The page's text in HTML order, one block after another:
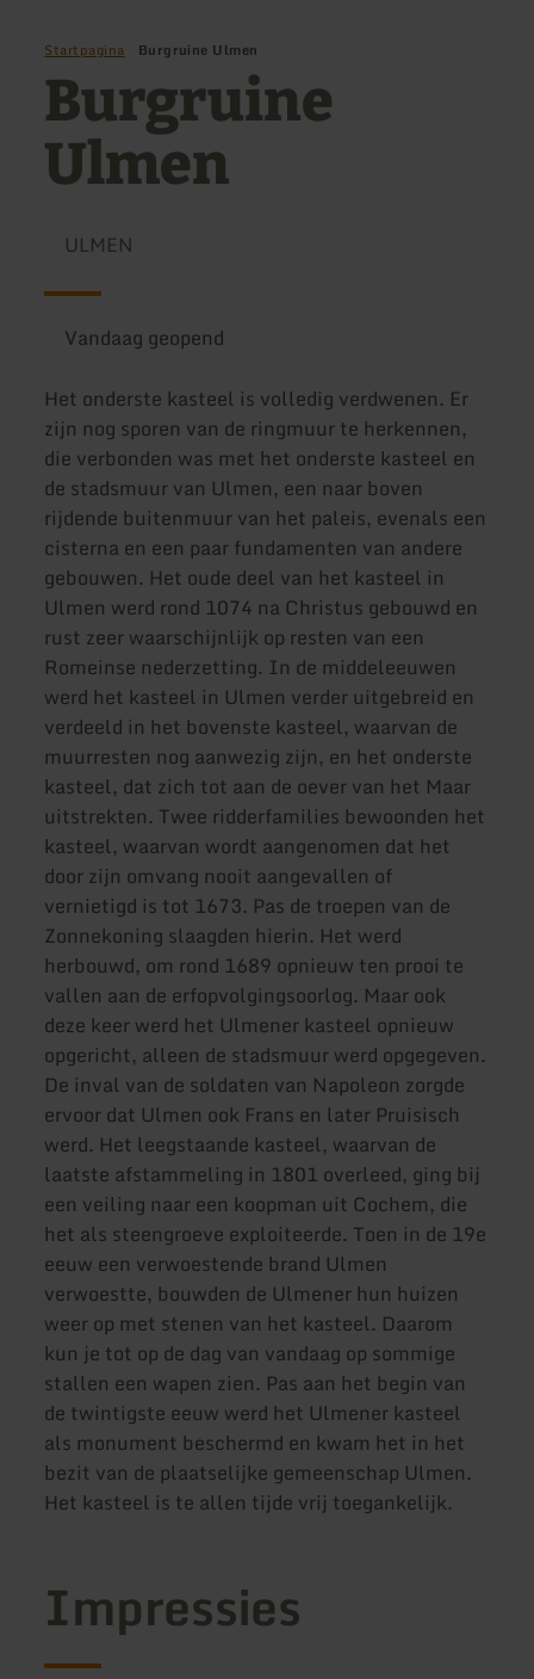
Startpagina Burgruine Ulmen
Burgruine
Ulmen
ULMEN
Vandaag geopend
Het onderste kasteel is volledig verdwenen. Er
zijn nog sporen van de ringmuur te herkennen,
die verbonden was met het onderste kasteel en
de stadsmuur van Ulmen, een naar boven
rijdende buitenmuur van het paleis, evenals een
cisterna en een paar fundamenten van andere
gebouwen. Het oude deel van het kasteel in
Ulmen werd rond 1074 na Christus gebouwd en
rust zeer waarschijnlijk op resten van een
Romeinse nederzetting. In de middeleeuwen
werd het kasteel in Ulmen verder uitgebreid en
verdeeld in het bovenste kasteel, waarvan de
muurresten nog aanwezig zijn, en het onderste
kasteel, dat zich tot aan de oever van het Maar
uitstrekten. Twee ridderfamilies bewoonden het
kasteel, waarvan wordt aangenomen dat het
door zijn omvang nooit aangevallen of
vernietigd is tot 1673. Pas de troepen van de
Zonnekoning slaagden hierin. Het werd
herbouwd, om rond 1689 opnieuw ten prooi te
vallen aan de erfopvolgingsoorlog. Maar ook
deze keer werd het Ulmener kasteel opnieuw
opgericht, alleen de stadsmuur werd opgegeven.
De inval van de soldaten van Napoleon zorgde
ervoor dat Ulmen ook Frans en later Pruisisch
werd. Het leegstaande kasteel, waarvan de
laatste afstammeling in 1801 overleed, ging bij
een veiling naar een koopman uit Cochem, die
het als steengroeve exploiteerde. Toen in de 19e
eeuw een verwoestende brand Ulmen
verwoestte, bouwden de Ulmener hun huizen
weer op met stenen van het kasteel. Daarom
kun je tot op de dag van vandaag op sommige
stallen een wapen zien. Pas aan het begin van
de twintigste eeuw werd het Ulmener kasteel
als monument beschermd en kwam het in het
bezit van de plaatselijke gemeenschap Ulmen.
Het kasteel is te allen tijde vrij toegankelijk.
Impressies